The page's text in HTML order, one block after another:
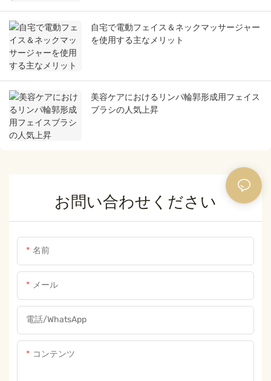
自宅で電動フェイス＆ネックマッサージャー
を使用する主なメリット
美容ケアにおけるリンパ輪郭形成用フェイス
ブラシの人気上昇
お問い合わせください
名前
メール
電話/WhatsApp
コンテンツ